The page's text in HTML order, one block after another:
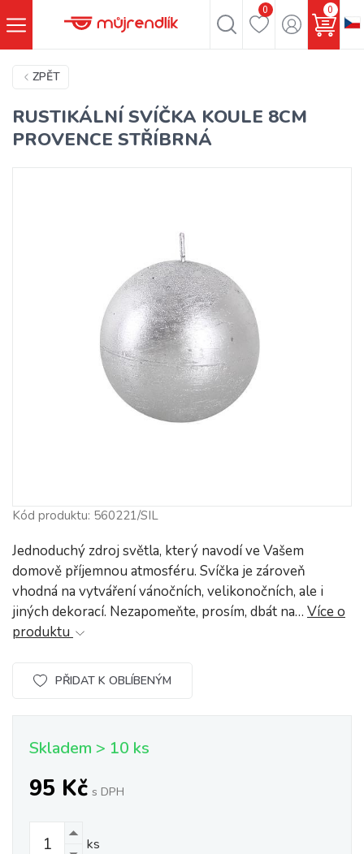
0 0
ZPĚT
RUSTIKÁLNÍ SVÍČKA KOULE 8CM
PROVENCE STŘÍBRNÁ
Kód produktu: 560221/SIL
Jednoduchý zdroj světla, který navodí ve Vašem
domově příjemnou atmosféru. Svíčka je zároveň
vhodná na vytváření vánočních, velikonočních, ale i
jiných dekorací. Nezapomeňte, prosím, dbát na… Více o
produktu
PŘIDAT K OBLÍBENÝM
Skladem > 10 ks
95 Kč s DPH
ks